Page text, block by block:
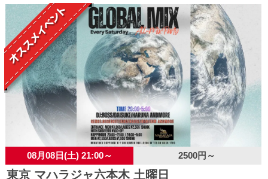
08月08日(土) 21:00～ 2500円～
東京 マハラジャ六本木 土曜日